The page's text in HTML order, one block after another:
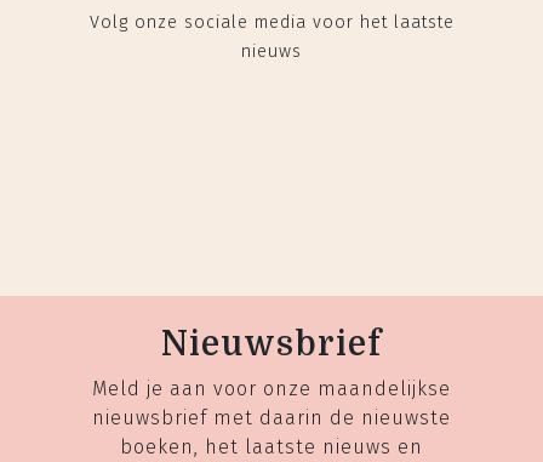
Volg onze sociale media voor het laatste
nieuws
Nieuwsbrief
Meld je aan voor onze maandelijkse
nieuwsbrief met daarin de nieuwste
boeken, het laatste nieuws en